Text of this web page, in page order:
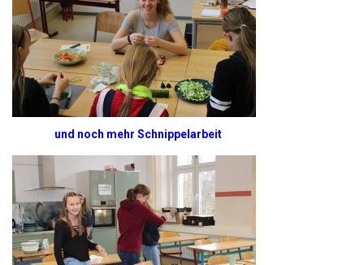
und noch mehr Schnippelarbeit